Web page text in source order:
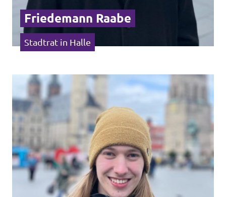
Friedemann Raabe
Stadtrat in Halle